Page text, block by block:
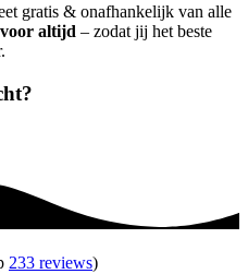
gratis & onafhankelijk van alle
voor altijd – zodat jij het beste
233 reviews)